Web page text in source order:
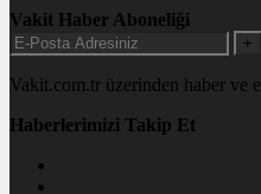
Vakit Haber Aboneliği
+
Vakit.com.tr üzerinden haber ve
Haberlerimizi Takip Et